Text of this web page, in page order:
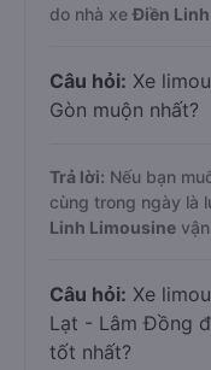
do nhà xeĐiền
Câu hỏi: Xe
Gòn muộn nhất?
Trả lời: Nếu bạn
cùng trong ngày là
Linh Limousine
Câu hỏi: Xe
Lạt - Lâm Đồng
tốt nhất?